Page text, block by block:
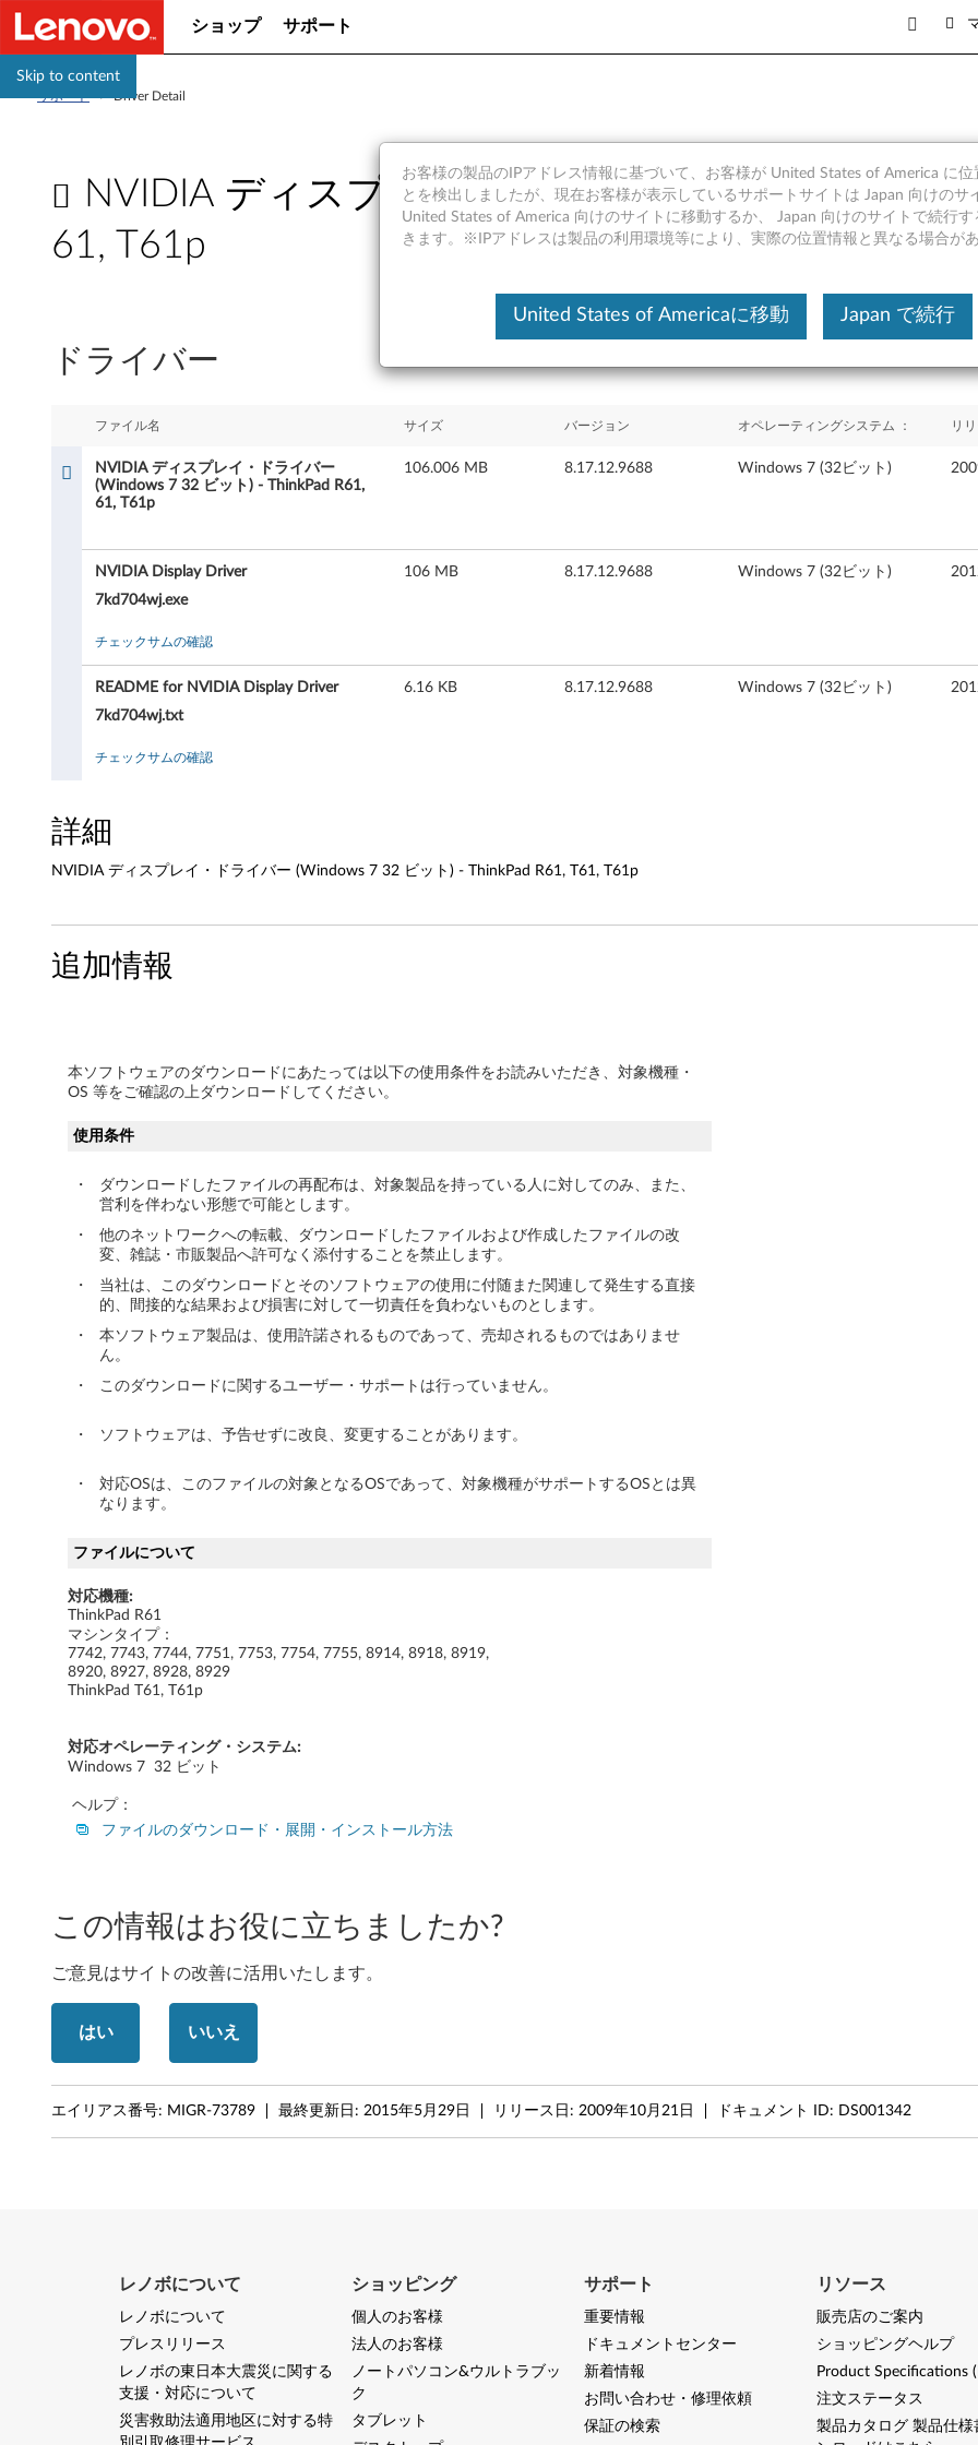
Skip to content
ショップ サポート
サポート >Driver Detail
NVIDIA ディスプレイ・ドライバー (Windows 7
61, T61p
デ
プ
ド
ラ
イ
バ
W
ッ
ト
T
h
k
P
a
R
6
ドライバー
ファイル名 サイズ バージョン オペレーティングシステム ： リ
NVIDIA ディスプレイ・ドライバー
(Windows 7 32 ビット) - ThinkPad R61,
61, T61p
106.006 MB 8.17.12.9688 Windows 7 (32ビット)
NVIDIA Display Driver
7kd704wj.exe
106 MB 8.17.12.9688 Windows 7 (32ビット)
チェックサムの確認
README for NVIDIA Display Driver
7kd704wj.txt
6.16 KB 8.17.12.9688 Windows 7 (32ビット)
チェックサムの確認
詳細
NVIDIA ディスプレイ・ドライバー (Windows 7 32 ビット) - ThinkPad R61, T61, T61p
追加情報
本ソフトウェアのダウンロードにあたっては以下の使用条件をお読みいただき、対象機種・
OS 等をご確認の上ダウンロードしてください。
使用条件
・
ダウンロードしたファイルの再配布は、対象製品を持っている人に対してのみ、また、
営利を伴わない形態で可能とします。
・
他のネットワークへの転載、ダウンロードしたファイルおよび作成したファイルの改
変、雑誌・市販製品へ許可なく添付することを禁止します。
・
当社は、このダウンロードとそのソフトウェアの使用に付随また関連して発生する直接
的、間接的な結果および損害に対して一切責任を負わないものとします。
・
本ソフトウェア製品は、使用許諾されるものであって、売却されるものではありませ
ん。
・
このダウンロードに関するユーザー・サポートは行っていません。
・ ソフトウェアは、予告せずに改良、変更することがあります。
・
対応OSは、このファイルの対象となるOSであって、対象機種がサポートするOSとは異
なります。
ファイルについて
対応機種:
ThinkPad R61
マシンタイプ：
7742, 7743, 7744, 7751, 7753, 7754, 7755, 8914, 8918, 8919,
8920, 8927, 8928, 8929
ThinkPad T61, T61p
対応オペレーティング・システム:
Windows 7 32 ビット
ヘルプ：
ファイルのダウンロード・展開・インストール方法
この情報はお役に立ちましたか?
ご意見はサイトの改善に活用いたします。
はい いいえ
エイリアス番号: MIGR-73789 最終更新日: 2015年5月29日 リリース日: 2009年10月21日 ドキュメント ID: DS001342
お客様の製品のIPアドレス情報に基づいて、お客様が United States of America に位
とを検出しましたが、現在お客様が表示しているサポートサイトは Japan 向けのサ
United States of America 向けのサイトに移動するか、 Japan 向けのサイトで続行
きます。※IPアドレスは製品の利用環境等により、実際の位置情報と異なる場合があ
United States of Americaに移動 Japan で続行
レノボについて
レノボについて
プレスリリース
レノボの東日本大震災に関する
支援・対応について
災害救助法適用地区に対する特
ショッピング
個人のお客様
法人のお客様
ノートパソコン&ウルトラブッ
ク
タブレット
サポート
重要情報
ドキュメントセンター
新着情報
お問い合わせ・修理依頼
保証の検索
リソース
販売店のご案内
ショッピングヘルプ
Product Specifications
注文ステータス
製品カタログ 製品仕様